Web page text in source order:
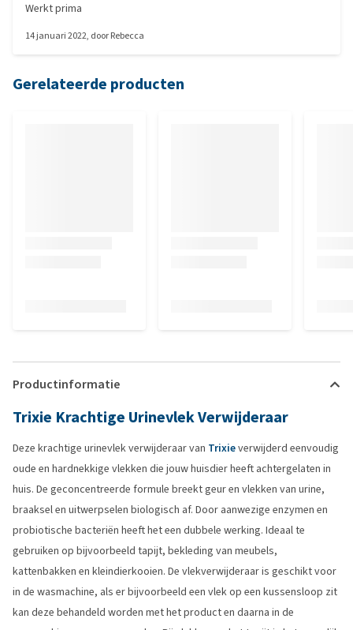
Werkt prima
14 januari 2022, doorRebecca
Gerelateerde producten
Productinformatie
Trixie Krachtige Urinevlek Verwijderaar
Deze krachtige urinevlek verwijderaar van Trixieverwijderd eenvoudig
oude en hardnekkige vlekken die jouw huisdier heeft achtergelaten in
huis. De geconcentreerde formule breekt geur en vlekken van urine,
braaksel en uitwerpselen biologisch af. Door aanwezige enzymen en
probiotische bacteriën heeft het een dubbele werking. Ideaal te
gebruiken op bijvoorbeeld tapijt, bekleding van meubels,
kattenbakken en kleindierkooien. De vlekverwijderaar is geschikt voor
in de wasmachine, als er bijvoorbeeld een vlek op een kussensloop zit
kan deze behandeld worden met het product en daarna in de